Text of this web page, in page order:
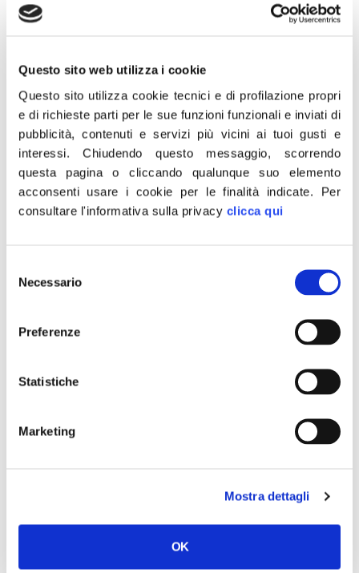
Questo sito web utilizza i cookie
Questo sito utilizza cookie tecnici e di profilazione propri
e di richieste parti per le sue funzioni funzionali e inviati di
pubblicità, contenuti e servizi più vicini ai tuoi gusti e
interessi.Chiudendo questo messaggio, scorrendo
questa pagina o cliccando qualunque suo elemento
acconsenti usare i cookie per le finalità indicate. Per
consultare l'informativa sulla privacy clicca qui
delNecessario
Preferenze
Statistiche
Marketing
Mostra dettagli
OK
comportamenti sociali e civili rispondenti alla
legalità ed al senso di giustizia.
Nato per celebrare il coraggio della
crotonese Lea Garofalo – testimone di
giustizia poi sciolta nell’acido dalla ‘ndragheta
– il progetto vuole portare i nostri ragazzi a
riflettere sul fenomeno mafioso e le sue
dinamiche per accrescere in loro il senso di
giustizia e lealtà.
visiva, etc) sul tema delle mafie e della
Al migliore sarà riconosciuto un premio in
SCARICA IL BANDO BORSA DI STUDIO
IN WORD